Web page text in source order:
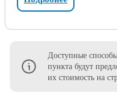
Доступные
пункта будут
их стоимость на